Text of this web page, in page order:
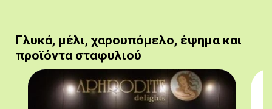
Γλυκά, μέλι, χαρουπόμελο, έψημα και
προϊόντα σταφυλιού